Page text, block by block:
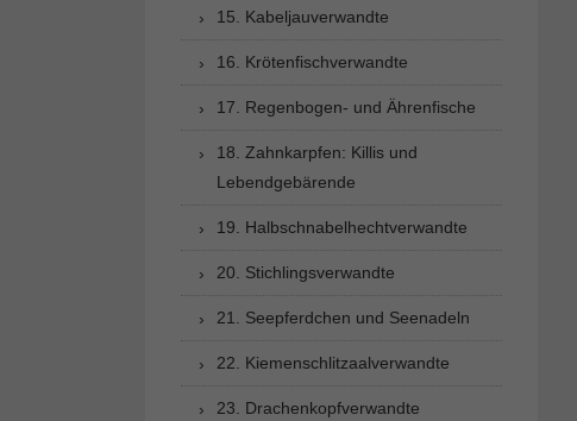
15. Kabeljauverwandte
16. Krötenfischverwandte
17. Regenbogen- und Ährenfische
18. Zahnkarpfen: Killis und
Lebendgebärende
19. Halbschnabelhechtverwandte
20. Stichlingsverwandte
21. Seepferdchen und Seenadeln
22. Kiemenschlitzaalverwandte
23. Drachenkopfverwandte